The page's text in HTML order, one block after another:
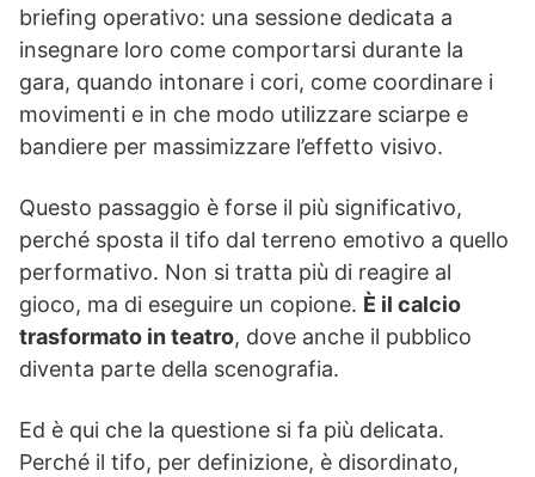
briefing operativo: una sessione dedicata a
insegnare loro come comportarsi durante la
gara, quando intonare i cori, come coordinare i
movimenti e in che modo utilizzare sciarpe e
bandiere per massimizzare l’effetto visivo.
Questo passaggio è forse il più significativo,
perché sposta il tifo dal terreno emotivo a quello
performativo. Non si tratta più di reagire al
gioco, ma di eseguire un copione. È il calcio
trasformato in teatro, dove anche il pubblico
diventa parte della scenografia.
Ed è qui che la questione si fa più delicata.
Perché il tifo, per definizione, è disordinato,